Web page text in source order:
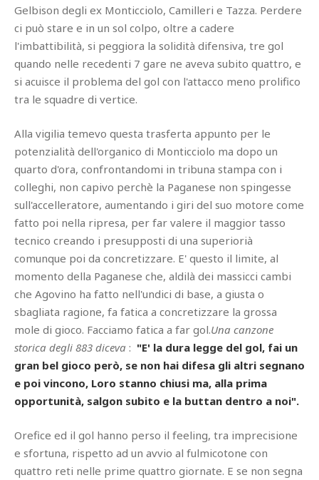
Gelbison degli ex Monticciolo, Camilleri e Tazza. Perdere
ci può stare e in un sol colpo, oltre a cadere
l'imbattibilità, si peggiora la solidità difensiva, tre gol
quando nelle recedenti 7 gare ne aveva subito quattro, e
si acuisce il problema del gol con l'attacco meno prolifico
tra le squadre di vertice.
Alla vigilia temevo questa trasferta appunto per le
potenzialità dell'organico di Monticciolo ma dopo un
quarto d'ora, confrontandomi in tribuna stampa con i
colleghi, non capivo perchè la Paganese non spingesse
sull'accelleratore, aumentando i giri del suo motore come
fatto poi nella ripresa, per far valere il maggior tasso
tecnico creando i presupposti di una superiorià
comunque poi da concretizzare. E' questo il limite, al
momento della Paganese che, aldilà dei massicci cambi
che Agovino ha fatto nell'undici di base, a giusta o
sbagliata ragione, fa fatica a concretizzare la grossa
mole di gioco. Facciamo fatica a far gol.Una canzone
storica degli 883 diceva : "E' la dura legge del gol, fai un
gran bel gioco però, se non hai difesa gli altri segnano
e poi vincono, Loro stanno chiusi ma, alla prima
opportunità, salgon subito e la buttan dentro a noi".
Orefice ed il gol hanno perso il feeling, tra imprecisione
e sfortuna, rispetto ad un avvio al fulmicotone con
quattro reti nelle prime quattro giornate. E se non segna